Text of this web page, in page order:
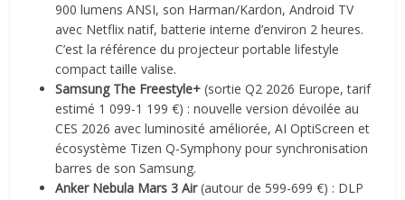
900 lumens ANSI, son Harman/Kardon, Android TV
avec Netflix natif, batterie interne d’environ 2 heures.
C’est la référence du projecteur portable lifestyle
compact taille valise.
Samsung The Freestyle+ (sortie Q2 2026 Europe, tarif
estimé 1 099-1 199 €) : nouvelle version dévoilée au
CES 2026 avec luminosité améliorée, AI OptiScreen et
écosystème Tizen Q-Symphony pour synchronisation
barres de son Samsung.
Anker Nebula Mars 3 Air(autour de 599-699 €) : DLP